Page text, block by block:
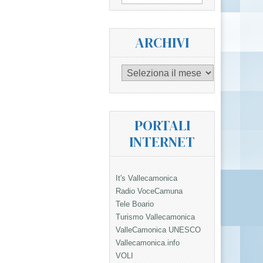
per:
ARCHIVI
Archivi
PORTALI
INTERNET
It's Vallecamonica
Radio VoceCamuna
Tele Boario
Turismo Vallecamonica
ValleCamonica UNESCO
Vallecamonica.info
VOLI